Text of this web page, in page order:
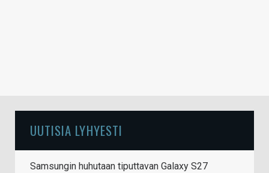
UUTISIA LYHYESTI
Samsungin huhutaan tiputtavan Galaxy S27